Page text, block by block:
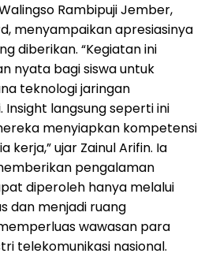
Rambipuji Jember,
menyampaikan apresiasinya
diberikan. “Kegiatan ini
nyata bagi siswa untuk
teknologi jaringan
langsung seperti ini
menyiapkan kompetensi
kerja,” ujar Zainul Arifin. Ia
pengalaman
diperoleh hanya melalui
dan menjadi ruang
wawasan para
telekomunikasi nasional.